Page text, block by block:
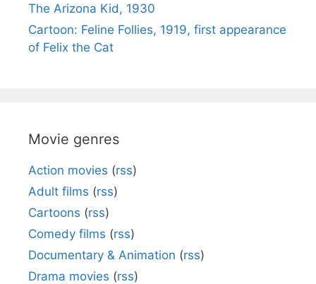
The Arizona Kid, 1930
Cartoon: Feline Follies, 1919, first appearance
of Felix the Cat
Movie genres
Action movies (rss)
Adult films (rss)
Cartoons (rss)
Comedy films (rss)
Documentary & Animation (rss)
Drama movies (rss)